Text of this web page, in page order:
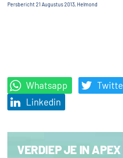
Persbericht 21 Augustus 2013, Helmond
Whatsapp
Linkedin
VERDIEP JE IN APEX